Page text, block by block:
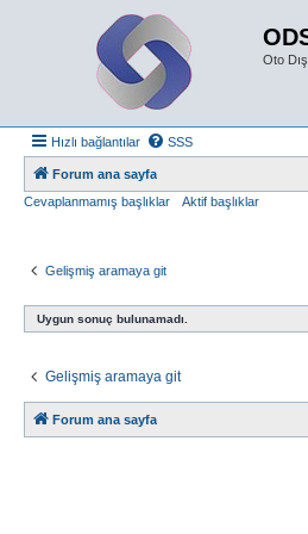
Oto
Hızlı bağlantılar SSS
Forum ana sayfa
Cevaplanmamış başlıklar
Aktif başlıklar
Gelişmiş aramaya git
Uygun sonuç bulunamadı.
Gelişmiş aramaya git
Forum ana sayfa